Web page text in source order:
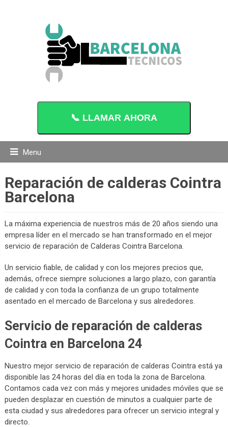
📞 LLAMAR AHORA
Menu
Reparación de calderas Cointra
Barcelona
La máxima experiencia de nuestros más de 20 años siendo una
empresa líder en el mercado se han transformado en el mejor
servicio de reparación de Calderas Cointra Barcelona.
Un servicio fiable, de calidad y con los mejores precios que,
además, ofrece siempre soluciones a largo plazo, con garantía
de calidad y con toda la confianza de un grupo totalmente
asentado en el mercado de Barcelona y sus alrededores.
Servicio de reparación de calderas
Cointra en Barcelona 24
Nuestro mejor servicio de reparación de calderas Cointra está ya
disponible las 24 horas del día en toda la zona de Barcelona.
Contamos cada vez con más y mejores unidades móviles que se
pueden desplazar en cuestión de minutos a cualquier parte de
esta ciudad y sus alrededores para ofrecer un servicio integral y
directo.